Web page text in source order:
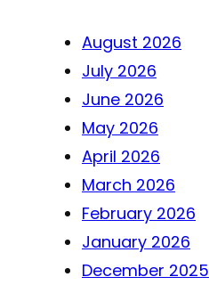
August 2026
July 2026
June 2026
May 2026
April 2026
March 2026
February 2026
January 2026
December 2025